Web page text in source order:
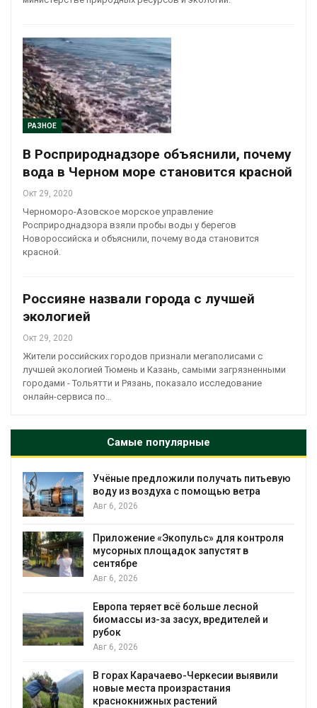
РАЗНОЕ
В Росприроднадзоре объяснили, почему
вода в Черном море становится красной
Окт 29, 2020
Черноморо-Азовское морское управление
Росприроднадзора взяли пробы воды у берегов
Новороссийска и объяснили, почему вода становится
красной.
Россияне назвали города с лучшей
экологией
Окт 29, 2020
Жители российских городов признали мегаполисами с
лучшей экологией Тюмень и Казань, самыми загрязненными
городами - Тольятти и Рязань, показало исследование
онлайн-сервиса по…
Самые популярные
Учёные предложили получать питьевую
воду из воздуха с помощью ветра
Авг 6, 2026
Приложение «Экопульс» для контроля
мусорных площадок запустят в
сентябре
Авг 6, 2026
Европа теряет всё больше лесной
биомассы из-за засух, вредителей и
рубок
Авг 6, 2026
В горах Карачаево-Черкесии выявили
новые места произрастания
краснокнижных растений